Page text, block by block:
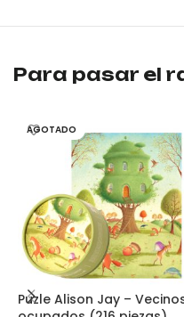
Bloques para construir -
Bloques para construir -
Para pasar el
AGOTADO
Puzle Alison Jay –